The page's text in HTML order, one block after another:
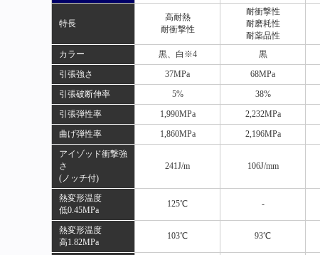
特長
高耐熱
耐衝撃性
耐衝撃性
耐磨耗性
耐薬品性
カラー 黒、白※4 黒
引張強さ
37MPa 68MPa
引張破断伸率
5% 38%
引張弾性率
1,990MPa 2,232MPa
曲げ弾性率
1,860MPa 2,196MPa
アイゾッド衝撃強
さ
(ノッチ付)
241J/m 106J/mm
熱変形温度
低0.45MPa
125℃ -
熱変形温度
高1.82MPa
103℃ 93℃